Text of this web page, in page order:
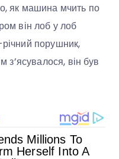
як машина мчить по
він лоб у лоб
порушник,
з’ясувалося, він був